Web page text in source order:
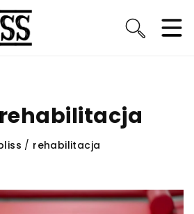
/ rehabilitacja